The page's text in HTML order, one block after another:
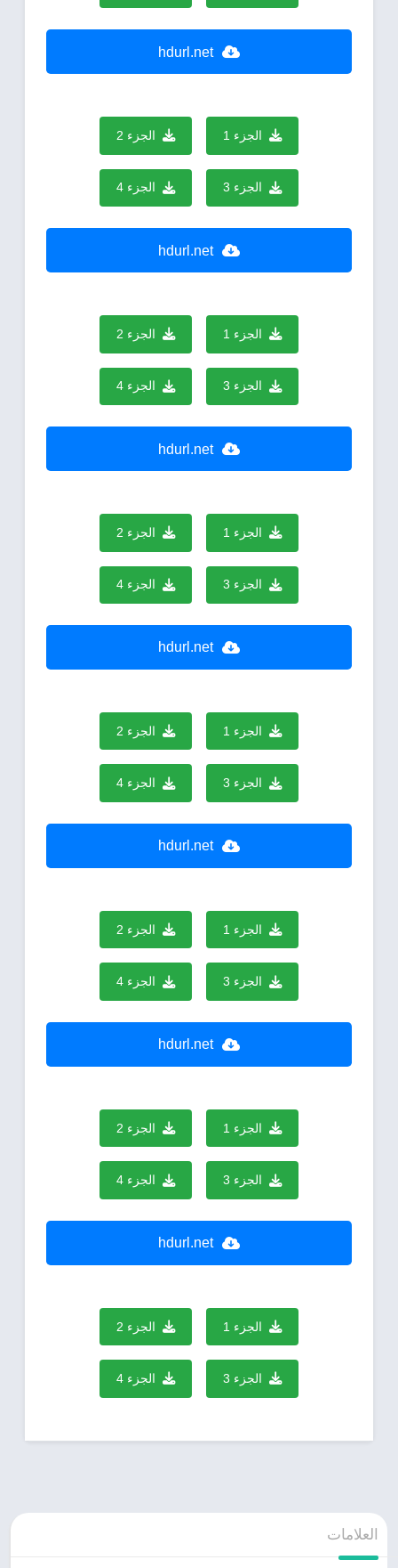
hdurl.net
الجزء 1 الجزء 2
الجزء 3 الجزء 4
hdurl.net
الجزء 1 الجزء 2
الجزء 3 الجزء 4
hdurl.net
الجزء 1 الجزء 2
الجزء 3 الجزء 4
hdurl.net
الجزء 1 الجزء 2
الجزء 3 الجزء 4
hdurl.net
الجزء 1 الجزء 2
الجزء 3 الجزء 4
hdurl.net
الجزء 1 الجزء 2
الجزء 3 الجزء 4
hdurl.net
الجزء 1 الجزء 2
الجزء 3 الجزء 4
العلامات